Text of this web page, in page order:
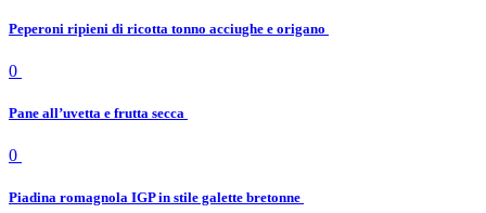
Peperoni ripieni di ricotta tonno acciughe e origano
0
Pane all’uvetta e frutta secca
0
Piadina romagnola IGP in stile galette bretonne